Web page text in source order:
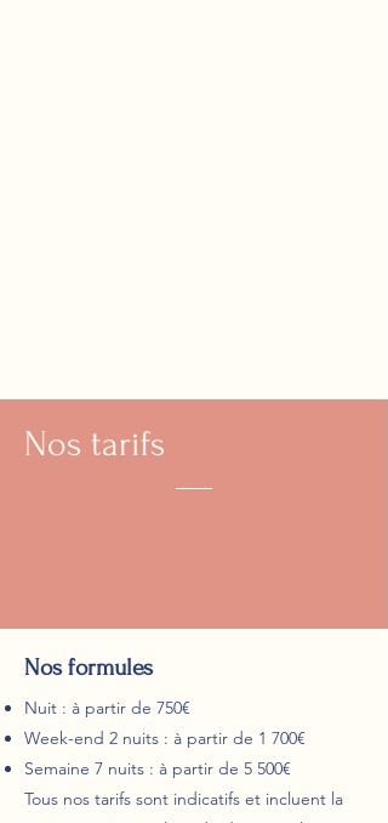
Nos tarifs
Nos formules
Nuit : à partir de 750€
Week-end 2 nuits : à partir de 1 700€
Semaine 7 nuits : à partir de 5 500€
Tous nos tarifs sont indicatifs et incluent la